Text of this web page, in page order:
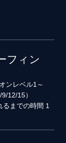
フィン
ンレベル1～
12/15）
るまでの時間 1